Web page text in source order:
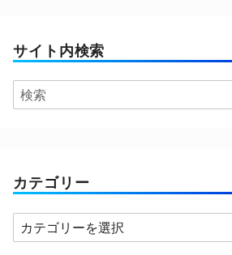
サイト内検索
カテゴリー
カ
テ